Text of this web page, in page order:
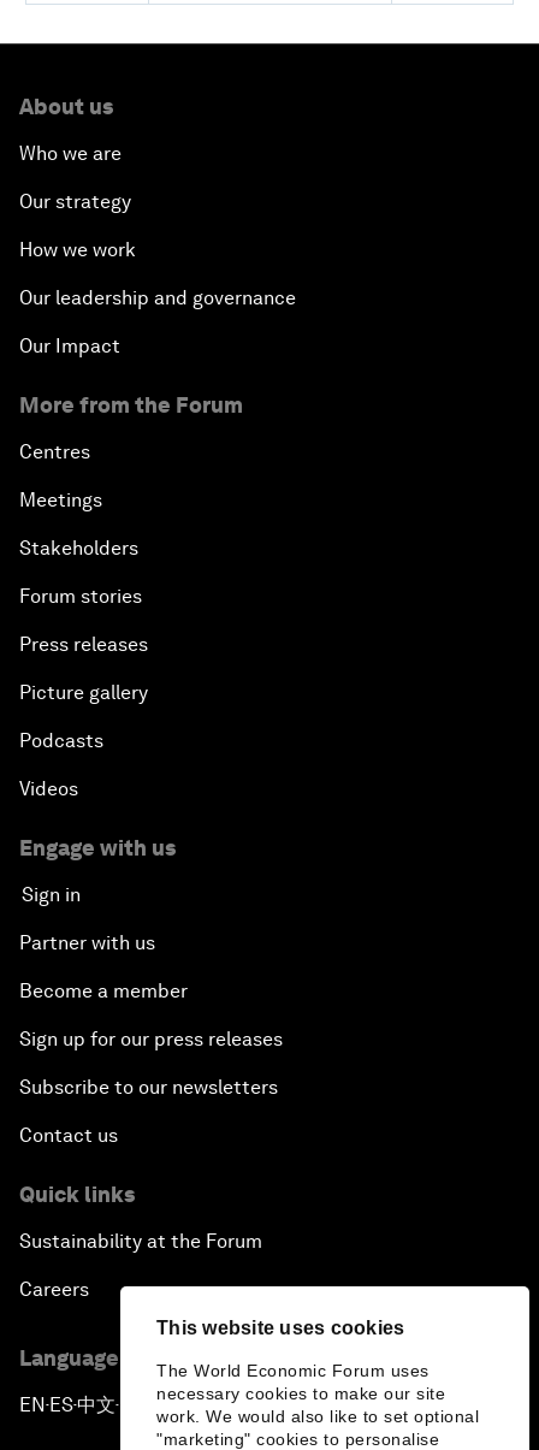
This website uses cookies
The World Economic Forum uses
necessary cookies to make our site
work. We would also like to set optional
"marketing" cookies to personalise
About us
Who we are
Our strategy
How we work
Our leadership and governance
Our Impact
More from the Forum
Centres
Meetings
Stakeholders
Forum stories
Press releases
Picture gallery
Podcasts
Videos
Engage with us
Sign in
Partner with us
Become a member
Sign up for our press releases
Subscribe to our newsletters
Contact us
Quick links
Sustainability at the Forum
Careers
Language editions
EN ▪ES▪中文▪ 日本語